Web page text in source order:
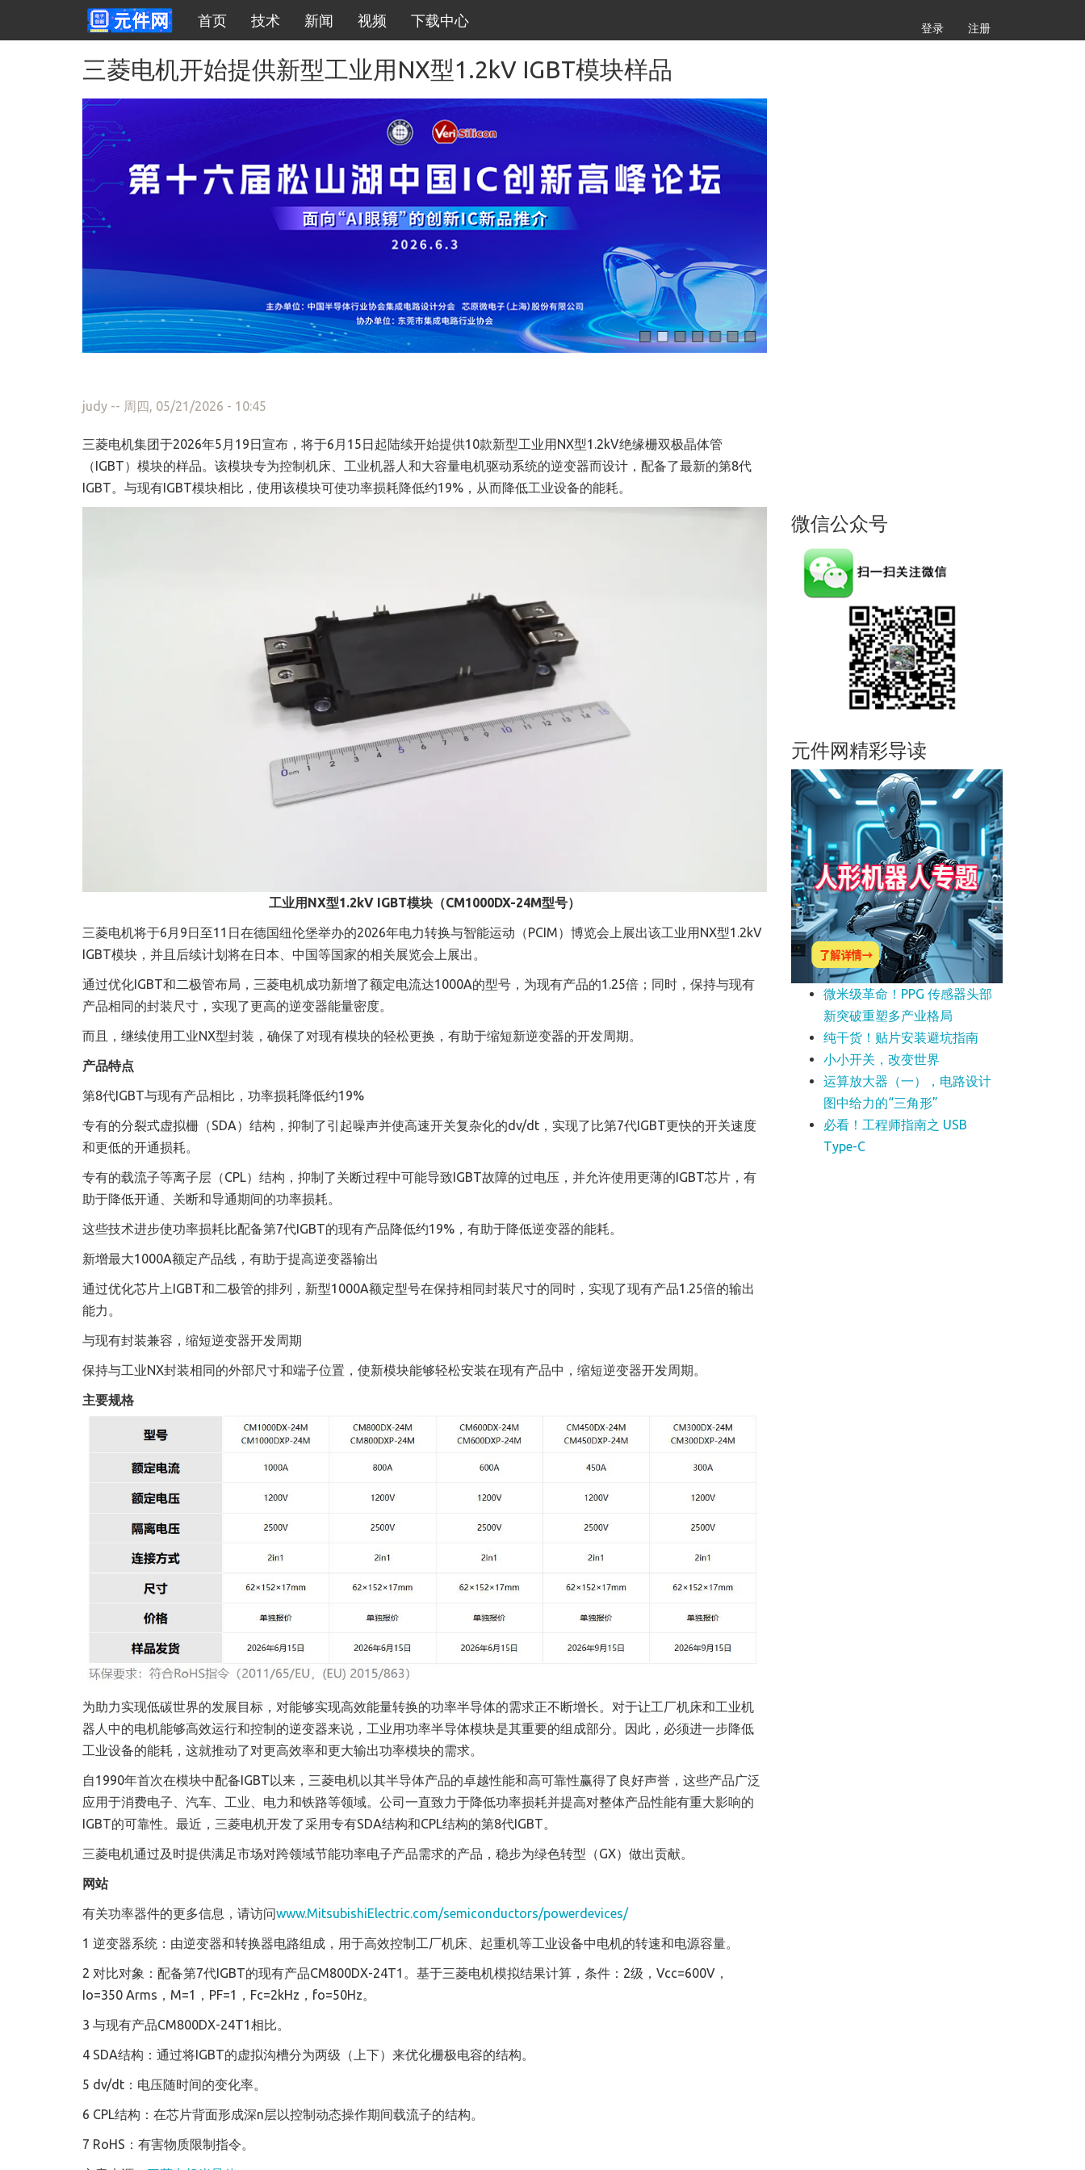
首页 技术 新闻 视频 下载中心 登录 注册
三菱电机开始提供新型工业用NX型1.2kV IGBT模块样品
judy -- 周四, 05/21/2026 - 10:45
三菱电机集团于2026年5月19日宣布，将于6月15日起陆续开始提供10款新型工业用NX型1.2kV绝缘栅双极晶体管
（IGBT）模块的样品。该模块专为控制机床、工业机器人和大容量电机驱动系统的逆变器而设计，配备了最新的第8代
IGBT。与现有IGBT模块相比，使用该模块可使功率损耗降低约19%，从而降低工业设备的能耗。
工业用NX型1.2kV IGBT模块（CM1000DX-24M型号）
三菱电机将于6月9日至11日在德国纽伦堡举办的2026年电力转换与智能运动（PCIM）博览会上展出该工业用NX型1.2kV
IGBT模块，并且后续计划将在日本、中国等国家的相关展览会上展出。
通过优化IGBT和二极管布局，三菱电机成功新增了额定电流达1000A的型号，为现有产品的1.25倍；同时，保持与现有
产品相同的封装尺寸，实现了更高的逆变器能量密度。
而且，继续使用工业NX型封装，确保了对现有模块的轻松更换，有助于缩短新逆变器的开发周期。
产品特点
第8代IGBT与现有产品相比，功率损耗降低约19%
专有的分裂式虚拟栅（SDA）结构，抑制了引起噪声并使高速开关复杂化的dv/dt，实现了比第7代IGBT更快的开关速度
和更低的开通损耗。
专有的载流子等离子层（CPL）结构，抑制了关断过程中可能导致IGBT故障的过电压，并允许使用更薄的IGBT芯片，有
助于降低开通、关断和导通期间的功率损耗。
这些技术进步使功率损耗比配备第7代IGBT的现有产品降低约19%，有助于降低逆变器的能耗。
新增最大1000A额定产品线，有助于提高逆变器输出
通过优化芯片上IGBT和二极管的排列，新型1000A额定型号在保持相同封装尺寸的同时，实现了现有产品1.25倍的输出
能力。
与现有封装兼容，缩短逆变器开发周期
保持与工业NX封装相同的外部尺寸和端子位置，使新模块能够轻松安装在现有产品中，缩短逆变器开发周期。
主要规格
为助力实现低碳世界的发展目标，对能够实现高效能量转换的功率半导体的需求正不断增长。对于让工厂机床和工业机
器人中的电机能够高效运行和控制的逆变器来说，工业用功率半导体模块是其重要的组成部分。因此，必须进一步降低
工业设备的能耗，这就推动了对更高效率和更大输出功率模块的需求。
自1990年首次在模块中配备IGBT以来，三菱电机以其半导体产品的卓越性能和高可靠性赢得了良好声誉，这些产品广泛
应用于消费电子、汽车、工业、电力和铁路等领域。公司一直致力于降低功率损耗并提高对整体产品性能有重大影响的
IGBT的可靠性。最近，三菱电机开发了采用专有SDA结构和CPL结构的第8代IGBT。
三菱电机通过及时提供满足市场对跨领域节能功率电子产品需求的产品，稳步为绿色转型（GX）做出贡献。
网站
有关功率器件的更多信息，请访问www.MitsubishiElectric.com/semiconductors/powerdevices/
1 逆变器系统：由逆变器和转换器电路组成，用于高效控制工厂机床、起重机等工业设备中电机的转速和电源容量。
2 对比对象：配备第7代IGBT的现有产品CM800DX-24T1。基于三菱电机模拟结果计算，条件：2级，Vcc=600V，
Io=350 Arms，M=1，PF=1，Fc=2kHz，fo=50Hz。
3 与现有产品CM800DX-24T1相比。
4 SDA结构：通过将IGBT的虚拟沟槽分为两级（上下）来优化栅极电容的结构。
5 dv/dt：电压随时间的变化率。
6 CPL结构：在芯片背面形成深n层以控制动态操作期间载流子的结构。
7 RoHS：有害物质限制指令。
微信公众号
元件网精彩导读
微米级革命！PPG 传感器头部
新突破重塑多产业格局
纯干货！贴片安装避坑指南
小小开关，改变世界
运算放大器（一），电路设计
图中给力的“三角形”
必看！工程师指南之 USB
Type-C